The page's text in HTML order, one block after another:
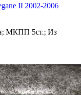
II 2002-2006
МКПП 5ст.; Из